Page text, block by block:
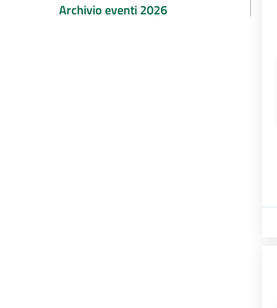
Archivio eventi 2026